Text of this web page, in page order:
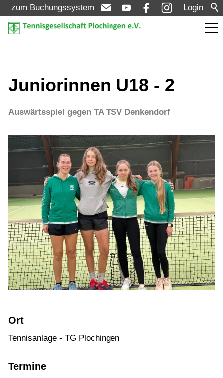
Login
zum Buchungssystem
Turniere
Mannschaften
Jugend
Training
Gaststätte
Juniorinnen U18 - 2
Auswärtsspiel gegen TA TSV Denkendorf
Ort
Tennisanlage - TG Plochingen
Termine